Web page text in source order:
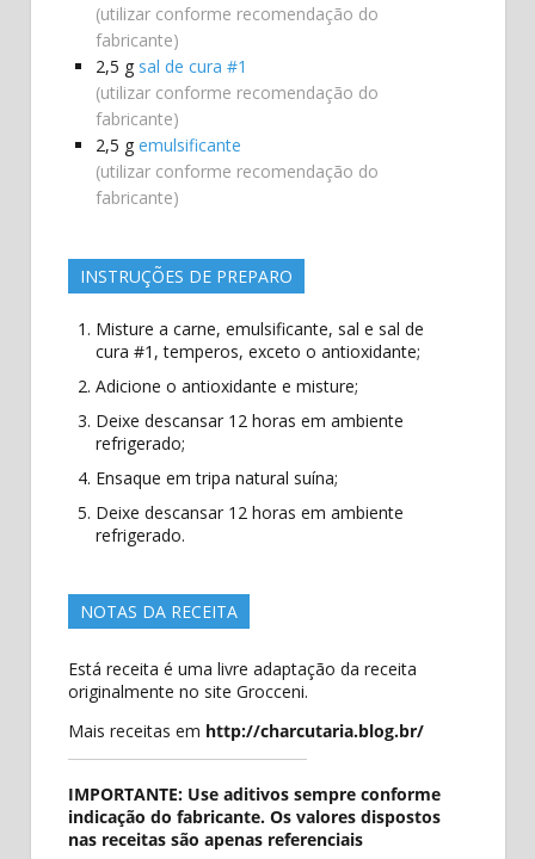
(utilizar conforme recomendação do
fabricante)
2,5 g sal de cura #1
(utilizar conforme recomendação do
fabricante)
2,5 g emulsificante
(utilizar conforme recomendação do
fabricante)
INSTRUÇÕES DE PREPARO
Misture a carne, emulsificante, sal e sal de
cura #1, temperos, exceto o antioxidante;
Adicione o antioxidante e misture;
Deixe descansar 12 horas em ambiente
refrigerado;
Ensaque em tripa natural suína;
Deixe descansar 12 horas em ambiente
refrigerado.
NOTAS DA RECEITA
Está receita é uma livre adaptação da receita
originalmente no site Grocceni.
Mais receitas em http://charcutaria.blog.br/
IMPORTANTE: Use aditivos sempre conforme
indicação do fabricante. Os valores dispostos
nas receitas são apenas referenciais